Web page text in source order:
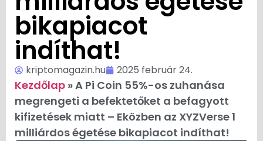
bikapiacot
indíthat!
kriptomagazin.hu 2025 február 24.
Kezdőlap »A Pi Coin 55%-os zuhanása
megrengeti a befektetőket a befagyott
kifizetések miatt – Eközben az XYZVerse 1
milliárdos égetése bikapiacot indíthat!